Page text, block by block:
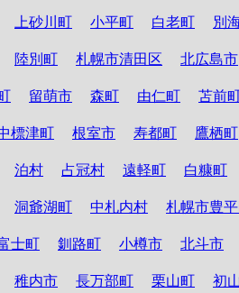
上砂川町 小平町 白老町 別
陸別町 札幌市清田区 北広島市
留萌市 森町 由仁町 苫前
標津町 根室市 寿都町 鷹栖町
泊村 占冠村 遠軽町 白糠町
洞爺湖町 中札内村 札幌市豊
士町 釧路町 小樽市 北斗市
稚内市 長万部町 栗山町 初